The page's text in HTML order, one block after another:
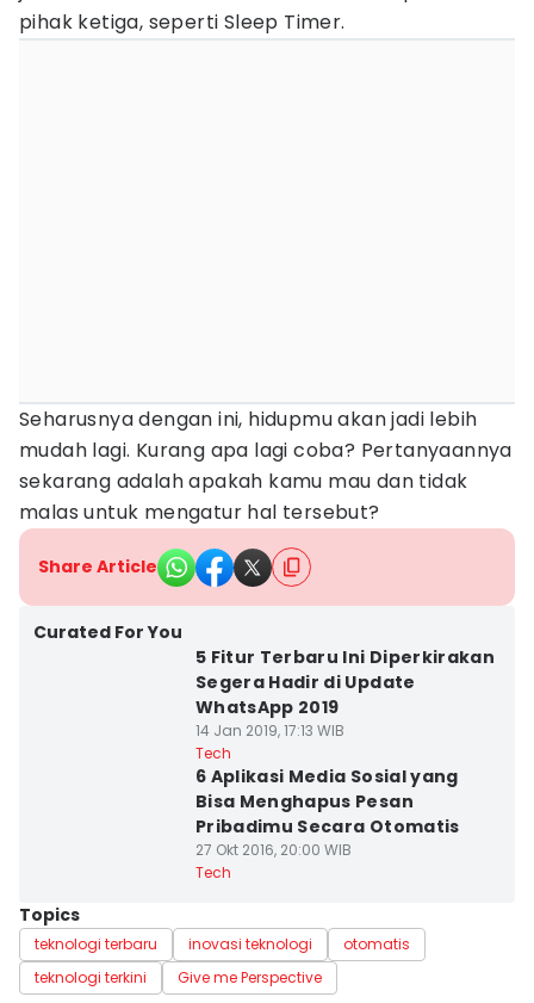
pihak ketiga, seperti Sleep Timer.
Seharusnya dengan ini, hidupmu akan jadi lebih
mudah lagi. Kurang apa lagi coba? Pertanyaannya
sekarang adalah apakah kamu mau dan tidak
malas untuk mengatur hal tersebut?
Share Article
Curated For You
5 Fitur Terbaru Ini Diperkirakan
Segera Hadir di Update
WhatsApp 2019
14 Jan 2019, 17:13 WIB
Tech
6 Aplikasi Media Sosial yang
Bisa Menghapus Pesan
Pribadimu Secara Otomatis
27 Okt 2016, 20:00 WIB
Tech
Topics
teknologi terbaru inovasi teknologi
otomatis
teknologi terkini
Give me Perspective